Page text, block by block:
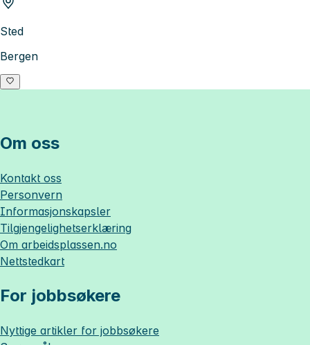
Sted
Bergen
Om oss
Kontakt oss
Personvern
Informasjonskapsler
Tilgjengelighetserklæring
Om arbeidsplassen.no
Nettstedkart
For jobbsøkere
Nyttige artikler for jobbsøkere